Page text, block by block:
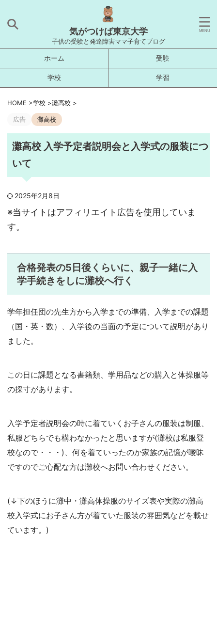
気がつけば東京大学
子供の受験と発達障害ママ子育てブログ
ホーム 受験
学校 学習
HOME >学校 >灘高校 >
広告 灘高校
灘高校 入学予定者説明会と入学式の服装につ
いて
2025年2月8日
※当サイトはアフィリエイト広告を使用していま
す。
合格発表の5日後くらいに、親子一緒に入
学手続きをしに灘校へ行く
学年担任団の先生方から入学までの準備、入学までの課題
（国・英・数）、入学後の当面の予定について説明があり
ました。
この日に課題となる書籍類、学用品などの購入と体操服等
の採寸があります。
入学予定者説明会の時に着ていくお子さんの服装は制服、
私服どちらでも構わなかったと思いますが(灘校は私服登
校なので・・・)、何を着ていったのか家族の記憶が曖昧
ですのでご心配な方は灘校へお問い合わせください。
(↓下のほうに灘中・灘高体操服のサイズ表や実際の灘高
校入学式にお子さん方が着ていた服装の雰囲気などを載せ
ています。)